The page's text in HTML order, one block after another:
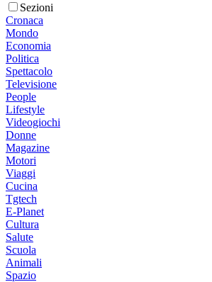
Sezioni
Cronaca
Mondo
Economia
Politica
Spettacolo
Televisione
People
Lifestyle
Videogiochi
Donne
Magazine
Motori
Viaggi
Cucina
Tgtech
E-Planet
Cultura
Salute
Scuola
Animali
Spazio